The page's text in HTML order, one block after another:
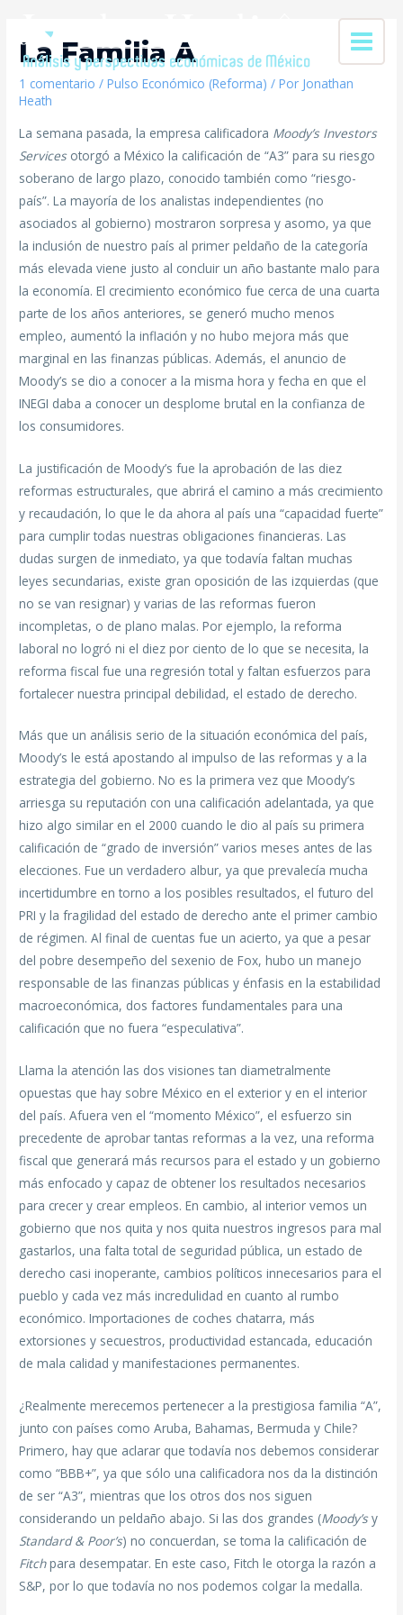
La Familia A
1 comentario /Pulso Económico (Reforma) / Por Jonathan
Heath
La semana pasada, la empresa calificadora Moody’s Investors
Servicesotorgó a México la calificación de “A3” para su riesgo
soberano de largo plazo, conocido también como “riesgo-
país”. La mayoría de los analistas independientes (no
asociados al gobierno) mostraron sorpresa y asomo, ya que
la inclusión de nuestro país al primer peldaño de la categoría
más elevada viene justo al concluir un año bastante malo para
la economía. El crecimiento económico fue cerca de una cuarta
parte de los años anteriores, se generó mucho menos
empleo, aumentó la inflación y no hubo mejora más que
marginal en las finanzas públicas. Además, el anuncio de
Moody’s se dio a conocer a la misma hora y fecha en que el
INEGI daba a conocer un desplome brutal en la confianza de
los consumidores.
La justificación de Moody’s fue la aprobación de las diez
reformas estructurales, que abrirá el camino a más crecimiento
y recaudación, lo que le da ahora al país una “capacidad fuerte”
para cumplir todas nuestras obligaciones financieras. Las
dudas surgen de inmediato, ya que todavía faltan muchas
leyes secundarias, existe gran oposición de las izquierdas (que
no se van resignar) y varias de las reformas fueron
incompletas, o de plano malas. Por ejemplo, la reforma
laboral no logró ni el diez por ciento de lo que se necesita, la
reforma fiscal fue una regresión total y faltan esfuerzos para
fortalecer nuestra principal debilidad, el estado de derecho.
Más que un análisis serio de la situación económica del país,
Moody’s le está apostando al impulso de las reformas y a la
estrategia del gobierno. No es la primera vez que Moody’s
arriesga su reputación con una calificación adelantada, ya que
hizo algo similar en el 2000 cuando le dio al país su primera
calificación de “grado de inversión” varios meses antes de las
elecciones. Fue un verdadero albur, ya que prevalecía mucha
incertidumbre en torno a los posibles resultados, el futuro del
PRI y la fragilidad del estado de derecho ante el primer cambio
de régimen. Al final de cuentas fue un acierto, ya que a pesar
del pobre desempeño del sexenio de Fox, hubo un manejo
responsable de las finanzas públicas y énfasis en la estabilidad
macroeconómica, dos factores fundamentales para una
calificación que no fuera “especulativa”.
Llama la atención las dos visiones tan diametralmente
opuestas que hay sobre México en el exterior y en el interior
del país. Afuera ven el “momento México”, el esfuerzo sin
precedente de aprobar tantas reformas a la vez, una reforma
fiscal que generará más recursos para el estado y un gobierno
más enfocado y capaz de obtener los resultados necesarios
para crecer y crear empleos. En cambio, al interior vemos un
gobierno que nos quita y nos quita nuestros ingresos para mal
gastarlos, una falta total de seguridad pública, un estado de
derecho casi inoperante, cambios políticos innecesarios para el
pueblo y cada vez más incredulidad en cuanto al rumbo
económico. Importaciones de coches chatarra, más
extorsiones y secuestros, productividad estancada, educación
de mala calidad y manifestaciones permanentes.
¿Realmente merecemos pertenecer a la prestigiosa familia “A”,
junto con países como Aruba, Bahamas, Bermuda y Chile?
Primero, hay que aclarar que todavía nos debemos considerar
como “BBB+”, ya que sólo una calificadora nos da la distinción
de ser “A3”, mientras que los otros dos nos siguen
considerando un peldaño abajo. Si las dos grandes (Moody’sy
Standard & Poor’s) no concuerdan, se toma la calificación de
Fitchpara desempatar. En este caso, Fitch le otorga la razón a
S&P, por lo que todavía no nos podemos colgar la medalla.